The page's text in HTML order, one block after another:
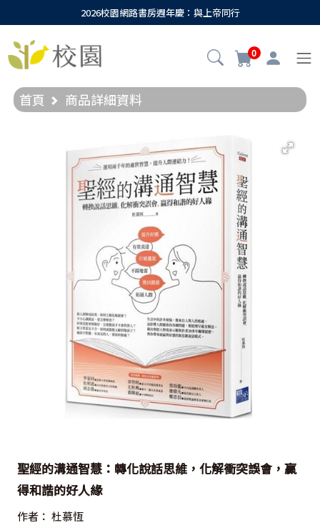
2026校園網路書房週年慶：與上帝同行
0
首頁 商品詳細資料
聖經的溝通智慧：轉化說話思維，化解衝突誤會，贏
得和諧的好人緣
作者： 杜慕恆